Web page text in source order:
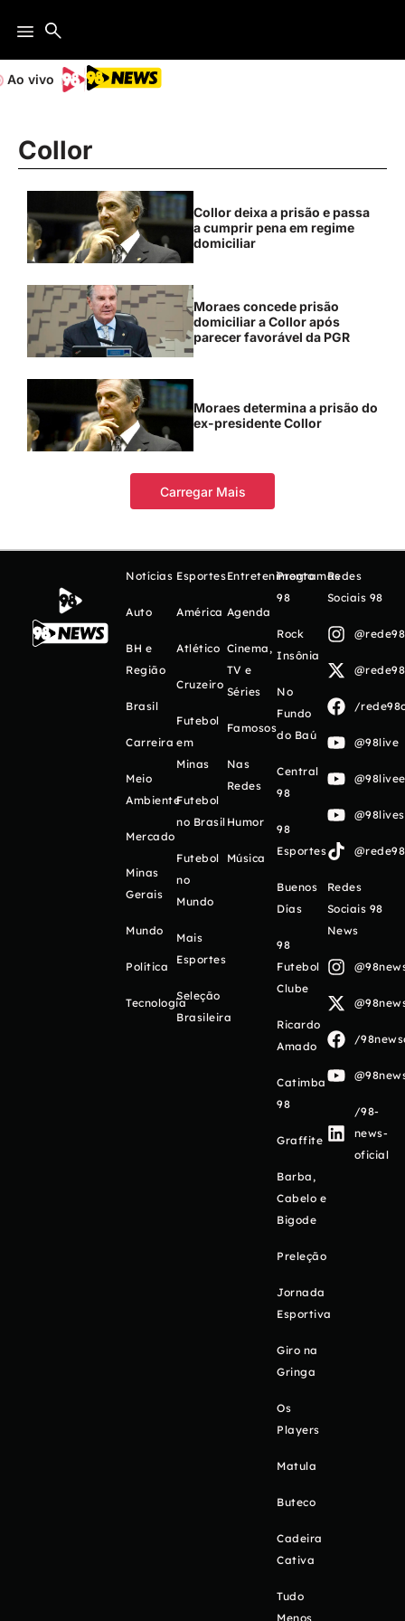
Ao vivo
Collor
Collor deixa a prisão e passa
a cumprir pena em regime
domiciliar
Moraes concede prisão
domiciliar a Collor após
parecer favorável da PGR
Moraes determina a prisão do
ex-presidente Collor
Carregar Mais
Notícias
Auto
BH e
Região
Brasil
Carreira
Meio
Ambiente
Mercado
Minas
Gerais
Mundo
Política
Tecnologia
Esportes
América
Atlético
Cruzeiro
Futebol
em
Minas
Futebol
no Brasil
Futebol
no
Mundo
Mais
Esportes
Seleção
Brasileira
Entretenimento
Agenda
Cinema,
TV e
Séries
Famosos
Nas
Redes
Humor
Música
Programas
98
Rock
Insônia
No
Fundo
do Baú
Central
98
98
Esportes
Buenos
Días
98
Futebol
Clube
Ricardo
Amado
Catimba
98
Graffite
Barba,
Cabelo e
Bigode
Preleção
Jornada
Esportiva
Giro na
Gringa
Os
Players
Matula
Buteco
Cadeira
Cativa
Tudo
Menos
Redes
Sociais 98
/
@98live
Redes
Sociais 98
News
/
/98-
news-
oficial